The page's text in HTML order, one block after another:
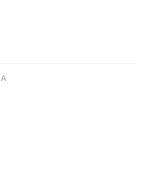
X в Google news
в Viber
в LinkedIn